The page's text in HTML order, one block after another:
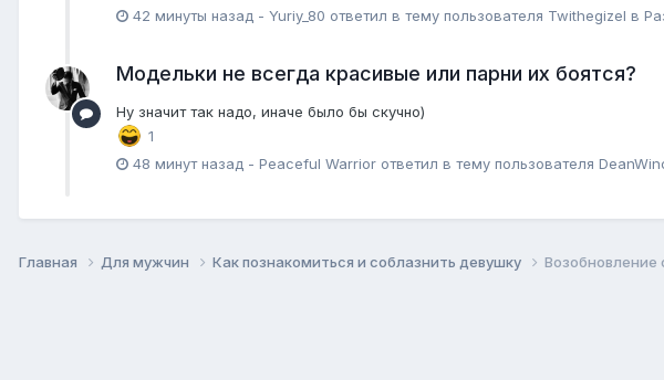
42 минуты назад - Yuriy_80 ответил в тему пользователя Twithegizel в
Модельки не всегда красивые или парни их боятся?
Ну значит так надо, иначе было бы скучно)
1
48 минут назад - Peaceful Warrior ответил в тему пользователя
Главная Для мужчин Как познакомиться и соблазнить девушку Возобновление